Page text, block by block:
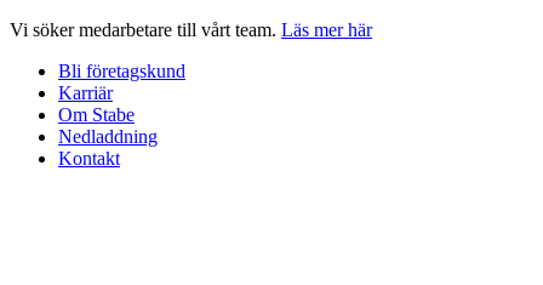
Hoppa
innehåll
Vi söker medarbetare till vårt team. Läs mer här
Bli företagskund
Karriär
Om Stabe
Nedladdning
Kontakt